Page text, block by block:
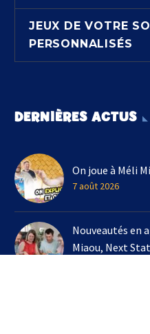
JEUX DE VOTRE
PERSONNALISÉS
DERNIÈRES ACTUS
On joue à Méli
7 août 2026
Nouveautés en
Miaou, Next